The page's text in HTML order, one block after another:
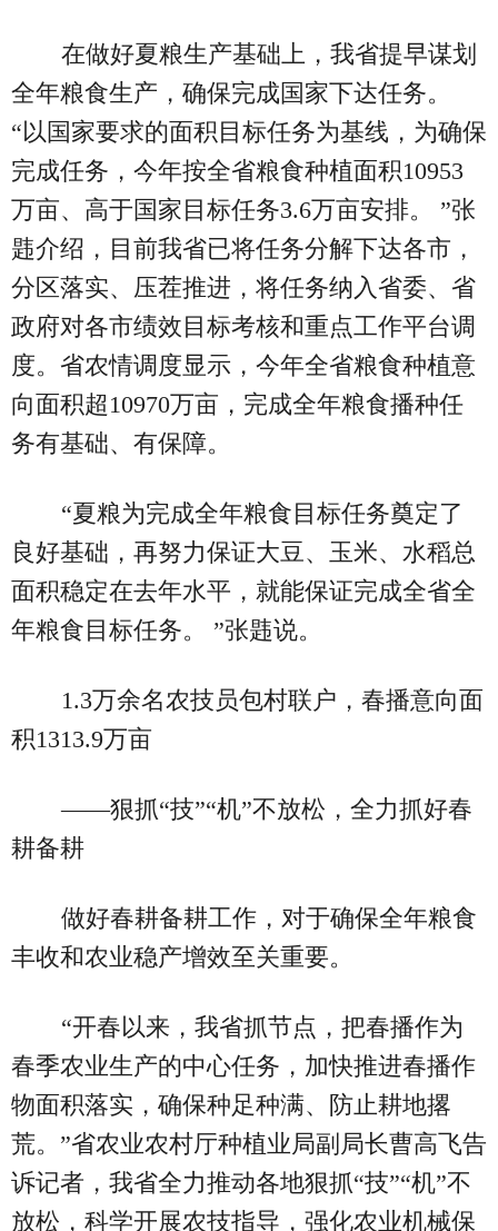
在做好夏粮生产基础上，我省提早谋划
全年粮食生产，确保完成国家下达任务。
“以国家要求的面积目标任务为基线，为确保
完成任务，今年按全省粮食种植面积10953
万亩、高于国家目标任务3.6万亩安排。 ”张
韪介绍，目前我省已将任务分解下达各市，
分区落实、压茬推进，将任务纳入省委、省
政府对各市绩效目标考核和重点工作平台调
度。省农情调度显示，今年全省粮食种植意
向面积超10970万亩，完成全年粮食播种任
务有基础、有保障。
“夏粮为完成全年粮食目标任务奠定了
良好基础，再努力保证大豆、玉米、水稻总
面积稳定在去年水平，就能保证完成全省全
年粮食目标任务。 ”张韪说。
1.3万余名农技员包村联户，春播意向面
积1313.9万亩
——狠抓“技”“机”不放松，全力抓好春
耕备耕
做好春耕备耕工作，对于确保全年粮食
丰收和农业稳产增效至关重要。
“开春以来，我省抓节点，把春播作为
春季农业生产的中心任务，加快推进春播作
物面积落实，确保种足种满、防止耕地撂
荒。”省农业农村厅种植业局副局长曹高飞告
诉记者，我省全力推动各地狠抓“技”“机”不
放松，科学开展农技指导，强化农业机械保